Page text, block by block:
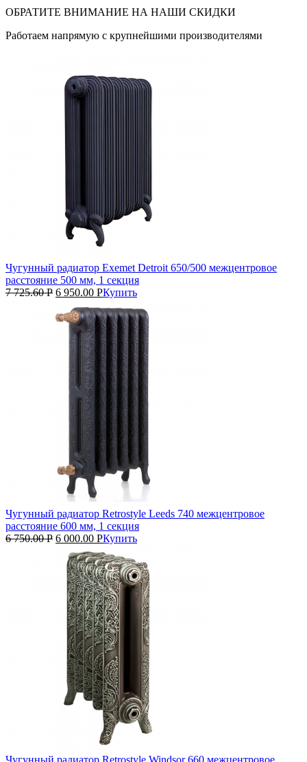
ОБРАТИТЕ ВНИМАНИЕ НА НАШИ СКИДКИ
Работаем напрямую с крупнейшими производителями
Чугунный радиатор Exemet Detroit 650/500 межцентровое
расстояние 500 мм, 1 секция
7 725.60Р 6 950.00 РКупить
Чугунный радиатор Retrostyle Leeds 740 межцентровое
расстояние 600 мм, 1 секция
6 750.00Р 6 000.00 РКупить